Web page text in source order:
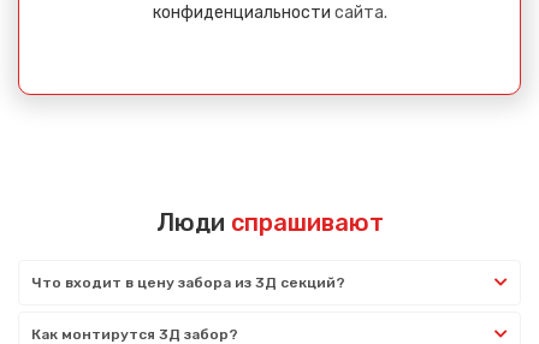
конфиденциальности сайта.
Люди спрашивают
Что входит в цену забора из 3Д секций?
Как монтирутся 3Д забор?